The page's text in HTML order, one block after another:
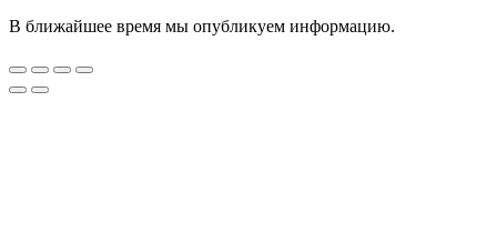
В ближайшее время мы опубликуем информацию.